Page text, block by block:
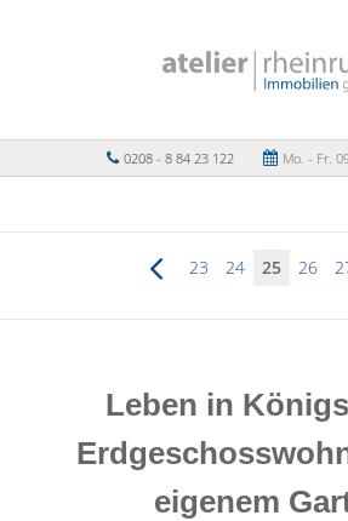
0208 - 8 84 23 122 Mo. - Fr.
23 24 25 26
Leben in
eigenem